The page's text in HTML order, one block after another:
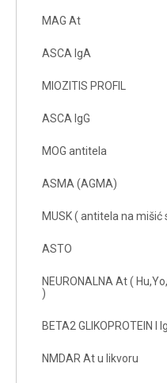
MAG At
ASCA IgA
MIOZITIS PROFIL
ASCA IgG
MOG antitela
ASMA (AGMA)
MUSK ( antitela na
ASTO
NEURONALNA At (
)
BETA2 GLIKOPROTEIN I
NMDAR At u likvoru